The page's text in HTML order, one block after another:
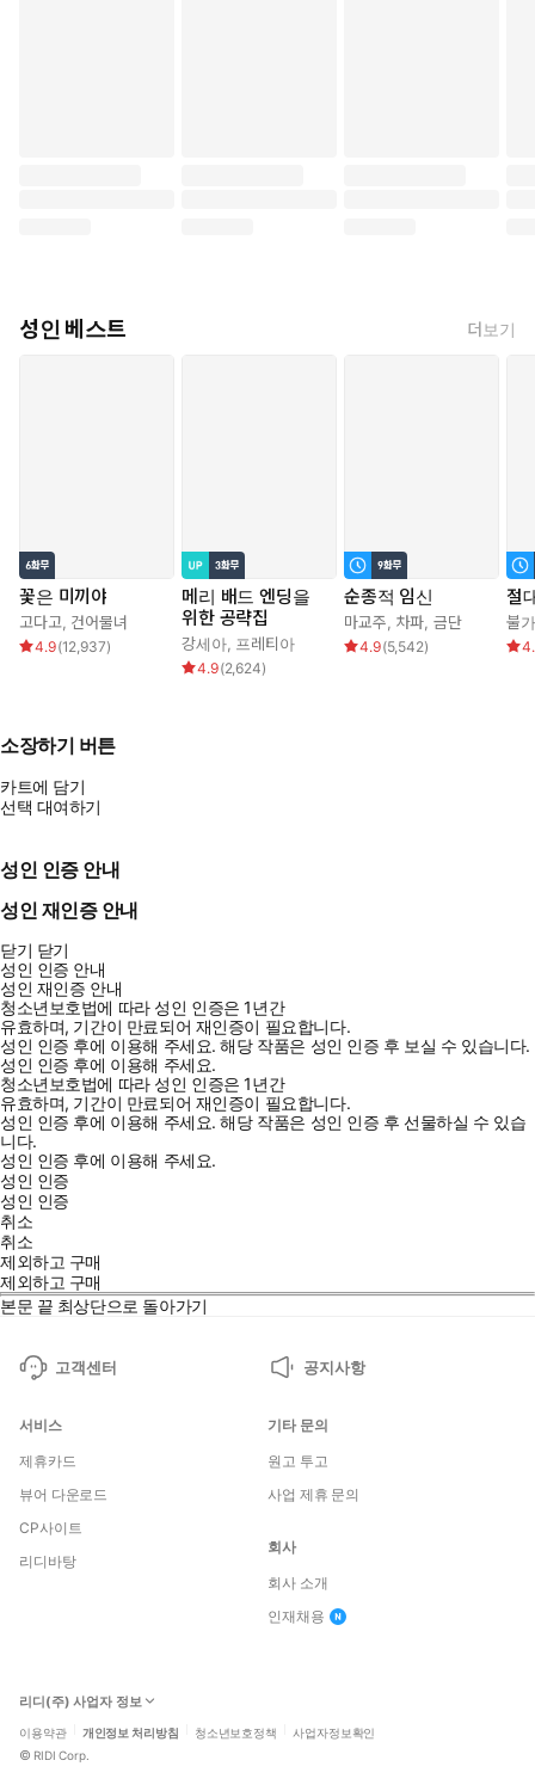
성인 베스트 더보기
꽃은 미끼야
고다고, 건어물녀
4.9(12,937)
메리 배드 엔딩을
위한 공략집
강세아, 프레티아
4.9(2,624)
순종적 임신
마교주, 차파, 금단
4.9(5,542)
절
불
소장하기 버튼
카트에 담기
선택 대여하기
성인 인증 안내
성인 재인증 안내
닫기 닫기
성인 인증 안내
성인 재인증 안내
청소년보호법에 따라 성인 인증은 1년간
유효하며, 기간이 만료되어 재인증이 필요합니다.
성인 인증 후에 이용해 주세요.해당 작품은 성인 인증 후 보실 수 있습니다.
성인 인증 후에 이용해 주세요.
청소년보호법에 따라 성인 인증은 1년간
유효하며, 기간이 만료되어 재인증이 필요합니다.
성인 인증 후에 이용해 주세요.해당 작품은 성인 인증 후 선물하실 수 있습
니다.
성인 인증 후에 이용해 주세요.
성인 인증
성인 인증
취소
취소
제외하고 구매
제외하고 구매
본문 끝 최상단으로 돌아가기
고객센터 공지사항
서비스
제휴카드
뷰어 다운로드
CP사이트
리디바탕
기타 문의
원고 투고
사업 제휴 문의
회사
회사 소개
인재채용
리디(주) 사업자 정보
이용약관 개인정보 처리방침 청소년보호정책 사업자정보확인
© RIDI Corp.